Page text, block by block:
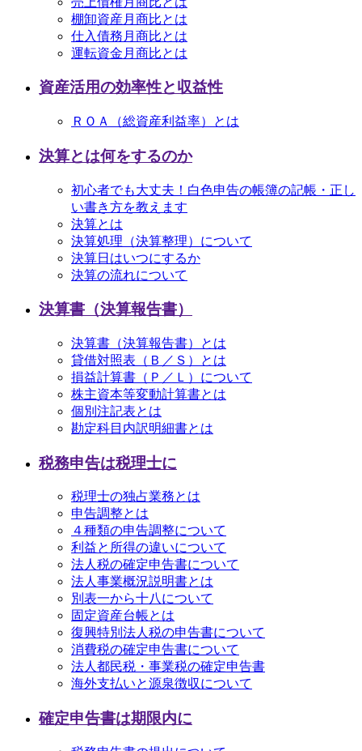
棚卸資産月商比とは
仕入債務月商比とは
運転資金月商比とは
資産活用の効率性と収益性
ＲＯＡ（総資産利益率）とは
決算とは何をするのか
初心者でも大丈夫！白色申告の帳簿の記帳・正し
い書き方を教えます
決算とは
決算処理（決算整理）について
決算日はいつにするか
決算の流れについて
決算書（決算報告書）
決算書（決算報告書）とは
貸借対照表（Ｂ／Ｓ）とは
損益計算書（Ｐ／Ｌ）について
株主資本等変動計算書とは
個別注記表とは
勘定科目内訳明細書とは
税務申告は税理士に
税理士の独占業務とは
申告調整とは
４種類の申告調整について
利益と所得の違いについて
法人税の確定申告書について
法人事業概況説明書とは
別表一から十八について
固定資産台帳とは
復興特別法人税の申告書について
消費税の確定申告書について
法人都民税・事業税の確定申告書
海外支払いと源泉徴収について
確定申告書は期限内に